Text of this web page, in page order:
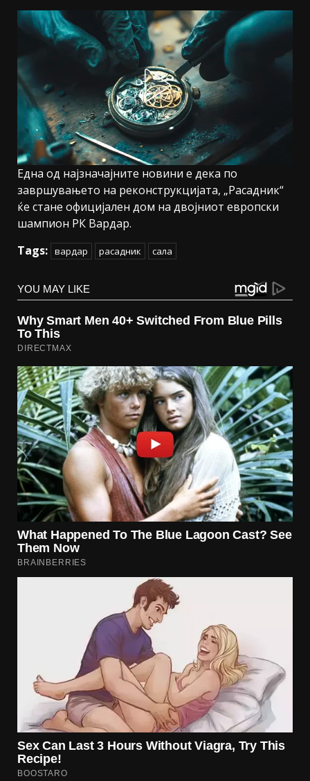
Една од најзначајните новини е дека по
завршувањето на реконструкцијата, „Расадник“
ќе стане официјален дом на двојниот европски
шампион РК Вардар.
Tags: вардар расадник сала